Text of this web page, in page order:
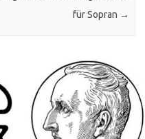
für Sopran →